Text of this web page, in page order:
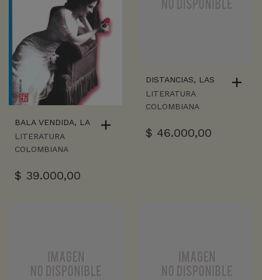
BALA VENDIDA, LA
LITERATURA
COLOMBIANA
$ 39.000,00
DISTANCIAS, LAS
LITERATURA
COLOMBIANA
$ 46.000,00